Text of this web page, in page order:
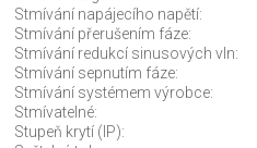
Stmívání napájecího napětí:
Stmívání přerušením fáze:
Stmívání redukcí sinusových vln:
Stmívání sepnutím fáze:
Stmívání systémem výrobce:
Stmívatelné:
Stupeň krytí (IP):